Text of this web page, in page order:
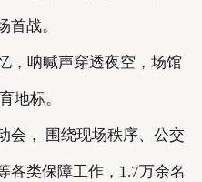
首战。
，呐喊声穿透夜空，场馆
地标。
会， 围绕现场秩序、公交
各类保障工作，1.7万余名